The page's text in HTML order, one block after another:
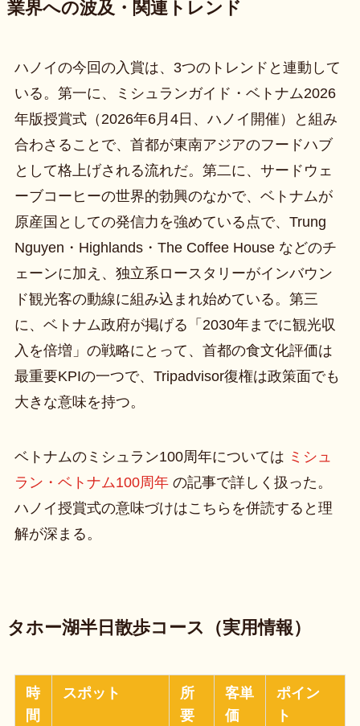
業界への波及・関連トレンド
ハノイの今回の入賞は、3つのトレンドと連動して
いる。第一に、ミシュランガイド・ベトナム2026
年版授賞式（2026年6月4日、ハノイ開催）と組み
合わさることで、首都が東南アジアのフードハブ
として格上げされる流れだ。第二に、サードウェ
ーブコーヒーの世界的勃興のなかで、ベトナムが
原産国としての発信力を強めている点で、Trung
Nguyen・Highlands・The Coffee House などのチ
ェーンに加え、独立系ロースタリーがインバウン
ド観光客の動線に組み込まれ始めている。第三
に、ベトナム政府が掲げる「2030年までに観光収
入を倍増」の戦略にとって、首都の食文化評価は
最重要KPIの一つで、Tripadvisor復権は政策面でも
大きな意味を持つ。
ベトナムのミシュラン100周年については ミシュ
ラン・ベトナム100周年の記事で詳しく扱った。
ハノイ授賞式の意味づけはこちらを併読すると理
解が深まる。
タホー湖半日散歩コース（実用情報）
時
間
スポット
所
要
客単
価
ポイン
ト